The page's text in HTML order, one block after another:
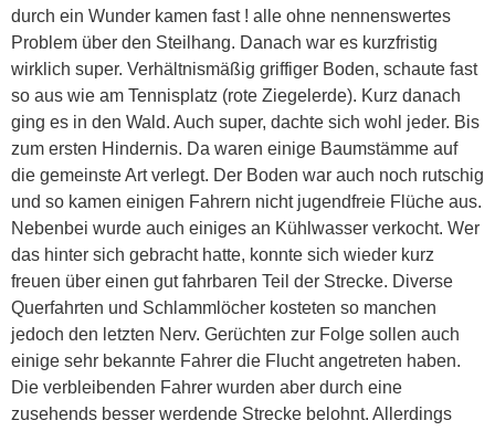
durch ein Wunder kamen fast ! alle ohne nennenswertes
Problem über den Steilhang. Danach war es kurzfristig
wirklich super. Verhältnismäßig griffiger Boden, schaute fast
so aus wie am Tennisplatz (rote Ziegelerde). Kurz danach
ging es in den Wald. Auch super, dachte sich wohl jeder. Bis
zum ersten Hindernis. Da waren einige Baumstämme auf
die gemeinste Art verlegt. Der Boden war auch noch rutschig
und so kamen einigen Fahrern nicht jugendfreie Flüche aus.
Nebenbei wurde auch einiges an Kühlwasser verkocht. Wer
das hinter sich gebracht hatte, konnte sich wieder kurz
freuen über einen gut fahrbaren Teil der Strecke. Diverse
Querfahrten und Schlammlöcher kosteten so manchen
jedoch den letzten Nerv. Gerüchten zur Folge sollen auch
einige sehr bekannte Fahrer die Flucht angetreten haben.
Die verbleibenden Fahrer wurden aber durch eine
zusehends besser werdende Strecke belohnt. Allerdings